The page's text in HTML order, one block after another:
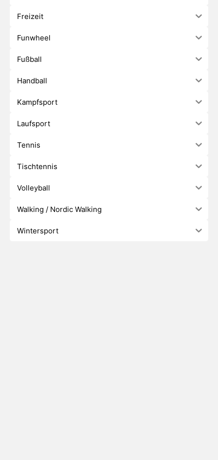
Freizeit
Funwheel
Fußball
Handball
Kampfsport
Laufsport
Tennis
Tischtennis
Volleyball
Walking / Nordic Walking
Wintersport